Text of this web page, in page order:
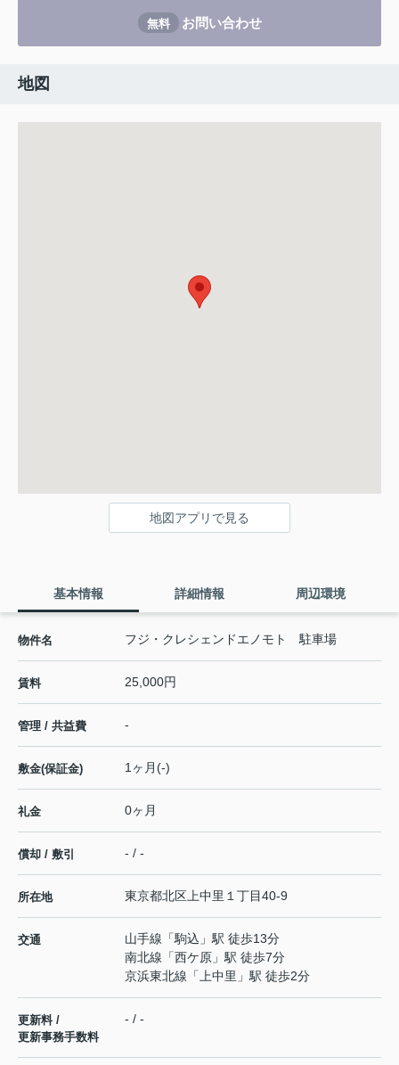
無料 お問い合わせ
地図
地図アプリで見る
基本情報 詳細情報 周辺環境
物件名 フジ・クレシェンドエノモト 駐車場
賃料 25,000円
管理 / 共益費 -
敷金(保証金) 1ヶ月(-)
礼金 0ヶ月
償却 / 敷引 - / -
所在地 東京都北区 上中里 １丁目40-9
交通 山手線 「駒込 」駅 徒歩13分
南北線 「西ケ原 」駅 徒歩7分
京浜東北線 「 上中里 」駅 徒歩2分
更新料 /
更新事務手数料
- / -